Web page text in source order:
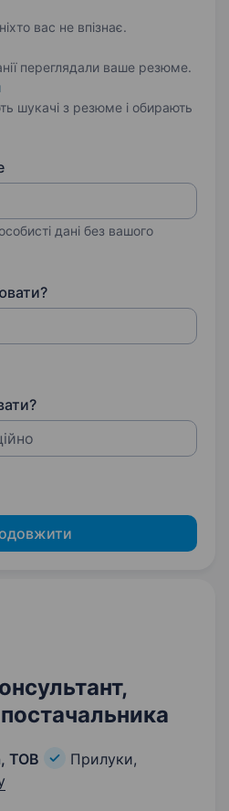
вас не впізнає.
переглядали ваше резюме.
шукачі з резюме і обирають
дані без вашого
ТОВ
Прилуки,